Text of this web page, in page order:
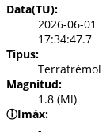
Data(TU):
2026-06-01
17:34:47.7
Tipus:
Terratrèmol
Magnitud:
1.8 (Ml)
ⓘImàx:
-